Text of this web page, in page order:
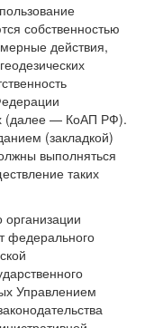
собственностью
действия,
(далее — КоАП РФ).
(закладкой)
выполняться
таких
федерального
Управлением